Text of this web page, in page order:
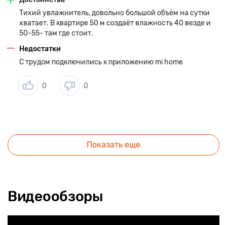
За счет продвинутой электронной начинки прибор
самостоятельно измеряет и контролирует значения
влажности в помещениях. При достижении наиболее
комфортных показателей происходит автоматическое
происходит в случаях, когда вода полностью испаряется.
Такое может случиться в результате элементарной
Для регулировки всех настроек аппарата нужно установить
Тихий увлажнитель, довольно большой объём на сутки
хватает. В квартире 50 м создаёт влажность 40 везде и
50-55- там где стоит.
Недостатки
С трудом подключились к приложению mi home
0 0
Показать еще
Видеообзоры